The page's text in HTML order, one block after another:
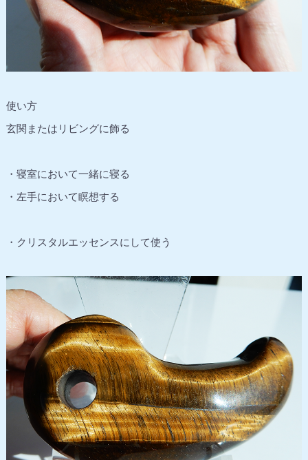
使い方
玄関またはリビングに飾る
・寝室において一緒に寝る
・左手において瞑想する
・クリスタルエッセンスにして使う